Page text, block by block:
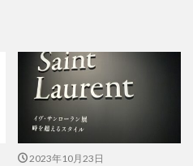
2023年10月23日